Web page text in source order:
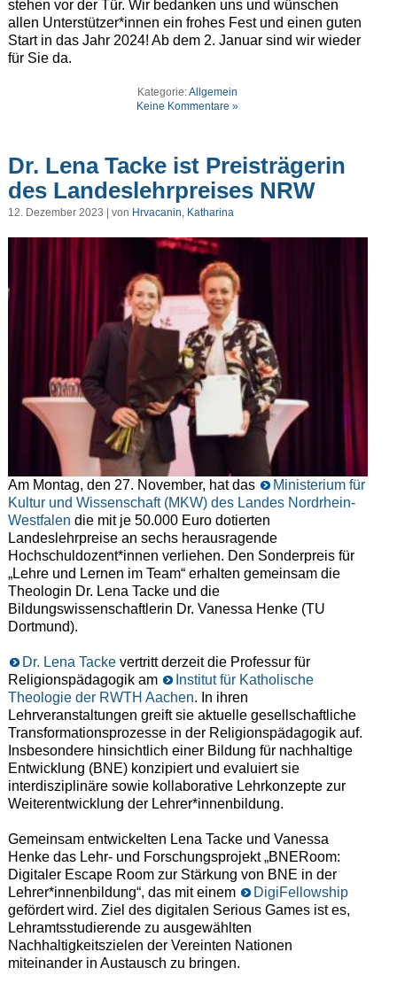
stehen vor der Tür. Wir bedanken uns und wünschen
allen Unterstützer*innen ein frohes Fest und einen guten
Start in das Jahr 2024! Ab dem 2. Januar sind wir wieder
für Sie da.
Kategorie:Allgemein
Keine Kommentare »
Dr. Lena Tacke ist Preisträgerin
des Landeslehrpreises NRW
12. Dezember 2023 | von Hrvacanin, Katharina
Am Montag, den 27. November, hat das
Ministerium für
Kultur und Wissenschaft (MKW) des Landes Nordrhein-
Westfalen die mit je 50.000 Euro dotierten
Landeslehrpreise an sechs herausragende
Hochschuldozent*innen verliehen. Den Sonderpreis für
„Lehre und Lernen im Team“ erhalten gemeinsam die
Theologin Dr. Lena Tacke und die
Bildungswissenschaftlerin Dr. Vanessa Henke (TU
Dortmund).
Dr. Lena Tackevertritt derzeit die Professur für
Religionspädagogik am
Institut für Katholische
Theologie der RWTH Aachen. In ihren
Lehrveranstaltungen greift sie aktuelle gesellschaftliche
Transformationsprozesse in der Religionspädagogik auf.
Insbesondere hinsichtlich einer Bildung für nachhaltige
Entwicklung (BNE) konzipiert und evaluiert sie
interdisziplinäre sowie kollaborative Lehrkonzepte zur
Weiterentwicklung der Lehrer*innenbildung.
Gemeinsam entwickelten Lena Tacke und Vanessa
Henke das Lehr- und Forschungsprojekt „BNERoom:
Digitaler Escape Room zur Stärkung von BNE in der
Lehrer*innenbildung“, das mit einem
DigiFellowship
gefördert wird. Ziel des digitalen Serious Games ist es,
Lehramtsstudierende zu ausgewählten
Nachhaltigkeitszielen der Vereinten Nationen
miteinander in Austausch zu bringen.